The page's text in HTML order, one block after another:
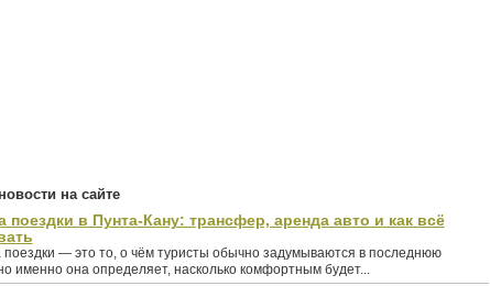
на сайте
поездки в Пунта-Кану: трансфер, аренда авто и как всё
поездки — это то, о чём туристы обычно задумываются в последнюю
именно она определяет, насколько комфортным будет...